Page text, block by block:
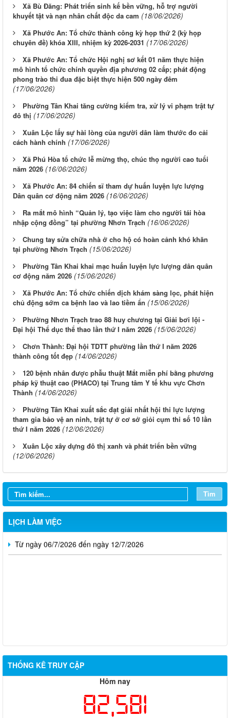
Xã Bù Đăng: Phát triển sinh kế bền vững, hỗ trợ người
khuyết tật và nạn nhân chất độc da cam (18/06/2026)
Xã Phước An: Tổ chức thành công kỳ họp thứ 2 (kỳ họp
chuyên đề) khóa XIII, nhiệm kỳ 2026-2031 (17/06/2026)
Xã Phước An: Tổ chức Hội nghị sơ kết 01 năm thực hiện
mô hình tổ chức chính quyền địa phương 02 cấp; phát động
phong trào thi đua đặc biệt thực hiện 500 ngày đêm
(17/06/2026)
Phường Tân Khai tăng cường kiểm tra, xử lý vi phạm trật tự
đô thị (17/06/2026)
Xuân Lộc lấy sự hài lòng của người dân làm thước đo cải
cách hành chính (17/06/2026)
Xã Phú Hòa tổ chức lễ mừng thọ, chúc thọ người cao tuổi
năm 2026 (16/06/2026)
Xã Phước An: 84 chiến sĩ tham dự huấn luyện lực lượng
Dân quân cơ động năm 2026 (16/06/2026)
Ra mắt mô hình “Quản lý, tạo việc làm cho người tái hòa
nhập cộng đồng” tại phường Nhơn Trạch (16/06/2026)
Chung tay sửa chữa nhà ở cho hộ có hoàn cảnh khó khăn
tại phường Nhơn Trạch (15/06/2026)
Phường Tân Khai khai mạc huấn luyện lực lượng dân quân
cơ động năm 2026 (15/06/2026)
Xã Phước An: Tổ chức chiến dịch khám sàng lọc, phát hiện
chủ động sớm ca bệnh lao và lao tiềm ẩn (15/06/2026)
Phường Nhơn Trạch trao 88 huy chương tại Giải bơi lội -
Đại hội Thể dục thể thao lần thứ I năm 2026 (15/06/2026)
Chơn Thành: Đại hội TDTT phường lần thứ I năm 2026
thành công tốt đẹp (14/06/2026)
120 bệnh nhân được phẫu thuật Mắt miễn phí bằng phương
pháp kỹ thuật cao (PHACO) tại Trung tâm Y tế khu vực Chơn
Thành (14/06/2026)
Phường Tân Khai xuất sắc đạt giải nhất hội thi lực lượng
tham gia bảo vệ an ninh, trật tự ở cơ sở giỏi cụm thi số 10 lần
thứ I năm 2026 (12/06/2026)
Xuân Lộc xây dựng đô thị xanh và phát triển bền vững
(12/06/2026)
Tìm
LỊCH LÀM VIỆC
Từ ngày 03/8/2026 đến ngày 09/8/2026
Từ ngày 27/7/2026 đến ngày 02/8/2026
Từ ngày 20/7/2026 đến ngày 26/7/2026
Từ ngày 13/7/2026 đến ngày 18/7/2026
Từ ngày 06/7/2026 đến ngày 12/7/2026
THỐNG KÊ TRUY CẬP
Hôm nay
82,581
Thông báo về việc tuyển dụng viên chức năm 2026
Thông báo tuyển chọn tổ chức và cá nhân chủ trì thực hiện
nhiệm vụ khoa học và công nghệ cấp thành phố sử dụng ngân
sách nhà nước đặt hàng thực hiện năm 2026 (đợt 1) lần 3